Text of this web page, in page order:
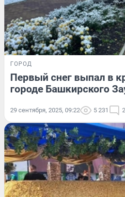
ГОРОД
Первый снег выпал в
городе Башкирского
29 сентября, 2025, 09:22 5 231 2